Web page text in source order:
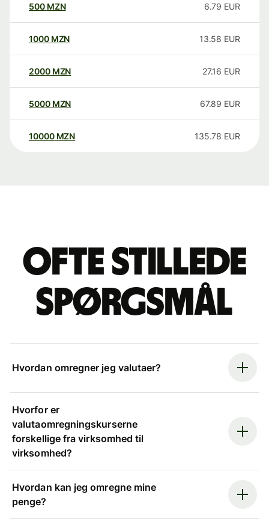
500 MZN 6.79 EUR
1000 MZN 13.58 EUR
2000 MZN 27.16 EUR
5000 MZN 67.89 EUR
10000 MZN 135.78 EUR
Ofte stillede
spørgsmål
Hvordan omregner jeg valutaer?
Hvorfor er
valutaomregningskurserne
forskellige fra virksomhed til
virksomhed?
Hvordan kan jeg omregne mine
penge?